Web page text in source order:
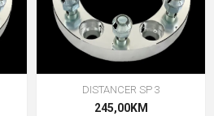
DISTANCER SP 3
245,00KM